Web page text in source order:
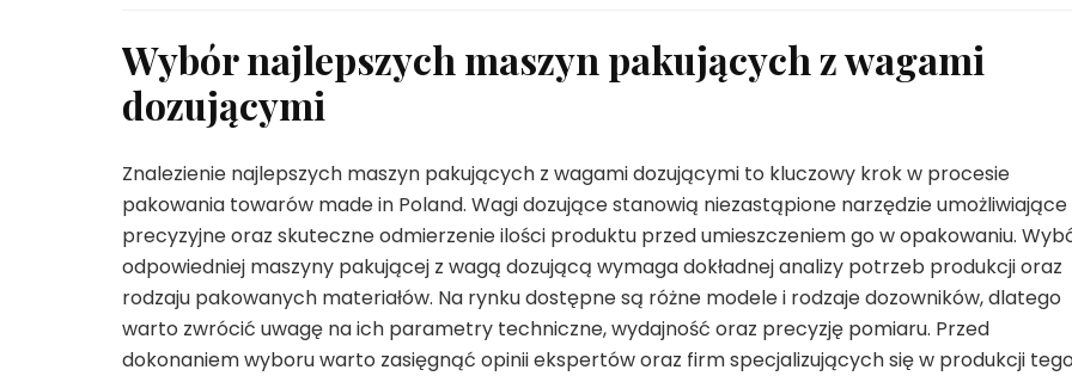
Wybór najlepszych maszyn pakujących z wagami
dozującymi
Znalezienie najlepszych maszyn pakujących z wagami dozującymi to kluczowy krok w procesie
pakowania towarów made in Poland. Wagi dozujące stanowią niezastąpione narzędzie umożliwiające
precyzyjne oraz skuteczne odmierzenie ilości produktu przed umieszczeniem go w opakowaniu.
odpowiedniej maszyny pakującej z wagą dozującą wymaga dokładnej analizy potrzeb produkcji oraz
rodzaju pakowanych materiałów. Na rynku dostępne są różne modele i rodzaje dozowników, dlatego
warto zwrócić uwagę na ich parametry techniczne, wydajność oraz precyzję pomiaru. Przed
dokonaniem wyboru warto zasięgnąć opinii ekspertów oraz firm specjalizujących się w produkcji tego